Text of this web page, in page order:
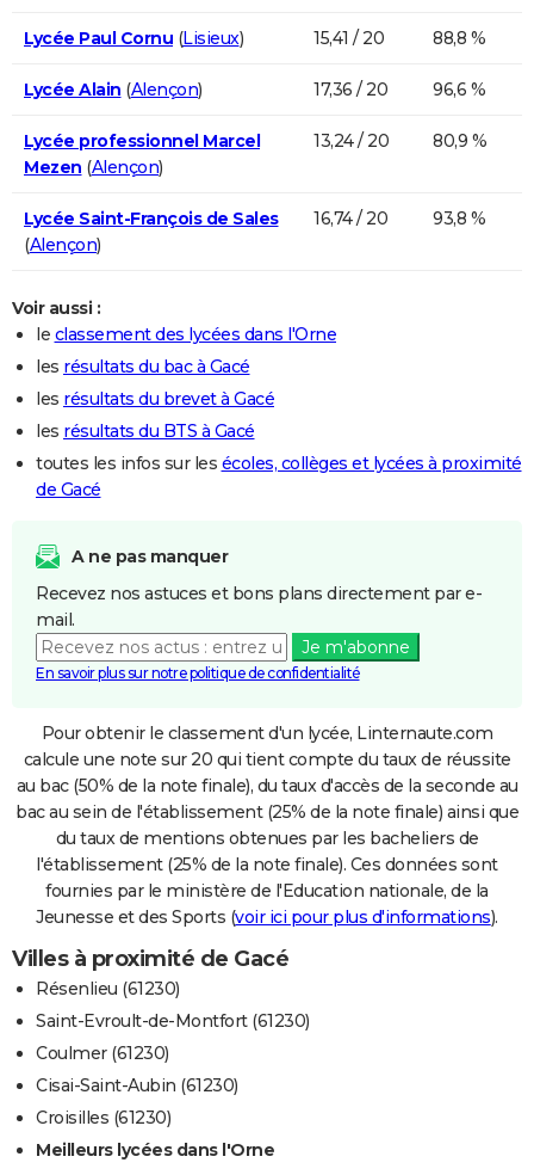
Lycée Paul Cornu (Lisieux) 15,41 / 20 88,8 %
Lycée Alain (Alençon) 17,36 / 20 96,6 %
Lycée professionnel Marcel
Mezen (Alençon)
13,24 / 20 80,9 %
Lycée Saint-François de Sales
(Alençon)
16,74 / 20 93,8 %
Voir aussi :
le classement des lycées dans l'Orne
les résultats du bac à Gacé
les résultats du brevet à Gacé
les résultats du BTS à Gacé
toutes les infos sur les écoles, collèges et lycées à proximité
de Gacé
A ne pas manquer
Recevez nos astuces et bons plans directement par e-
mail.
Je m'abonne
En savoir plus sur notre politique de confidentialité
Pour obtenir le classement d'un lycée, Linternaute.com
calcule une note sur 20 qui tient compte du taux de réussite
au bac (50% de la note finale), du taux d'accès de la seconde au
bac au sein de l'établissement (25% de la note finale) ainsi que
du taux de mentions obtenues par les bacheliers de
l'établissement (25% de la note finale). Ces données sont
fournies par le ministère de l'Education nationale, de la
Jeunesse et des Sports (voir ici pour plus d'informations).
Villes à proximité de Gacé
Résenlieu (61230)
Saint-Evroult-de-Montfort (61230)
Coulmer (61230)
Cisai-Saint-Aubin (61230)
Croisilles (61230)
Meilleurs lycées dans l'Orne